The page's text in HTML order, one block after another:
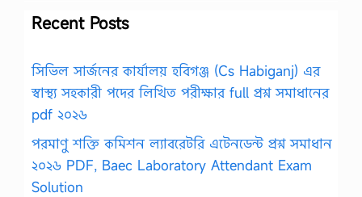
Recent Posts
সিভিল সার্জনের কার্যালয় হবিগঞ্জ (Cs Habiganj) এর
স্বাস্থ্য সহকারী পদের লিখিত পরীক্ষার full প্রশ্ন সমাধানের
pdf ২০২৬
পরমাণু শক্তি কমিশন ল্যাবরেটরি এটেনডেন্ট প্রশ্ন সমাধান
২০২৬ PDF, Baec Laboratory Attendant Exam
Solution